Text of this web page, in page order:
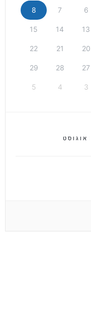
6
7
8
13
14
15
20
21
22
27
28
29
3
4
5
אוגוסט